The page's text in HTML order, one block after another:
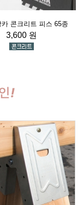
카 콘크리트 피스 65종
3,600 원